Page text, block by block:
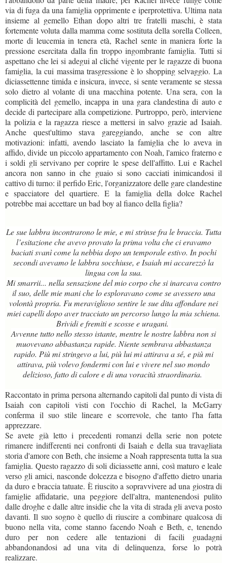
via di fuga da una famiglia opprimente e iperprotettiva. Ultima nata
insieme al gemello Ethan dopo altri tre fratelli maschi, è stata
fortemente voluta dalla mamma come sostituta della sorella Colleen,
morte di leucemia in tenera età, Rachel sente in maniera forte la
pressione esercitata dalla fin troppo ingombrante famiglia. Tutti si
aspettano che lei si adegui al cliché vigente per le ragazze di buona
famiglia, la cui massima trasgressione è lo shopping selvaggio. La
diciassettenne timida e insicura, invece, si sente veramente se stessa
solo dietro al volante di una macchina potente. Una sera, con la
complicità del gemello, incappa in una gara clandestina di auto e
decide di partecipare alla competizione. Purtroppo, però, interviene
la polizia e la ragazza riesce a mettersi in salvo grazie ad Isaiah.
Anche quest'ultimo stava gareggiando, anche se con altre
motivazioni: infatti, avendo lasciato la famiglia che lo aveva in
affido, divide un piccolo appartamento con Noah, l'amico fraterno e
i soldi gli servivano per coprire le spese dell'affitto. Lui e Rachel
ancora non sanno in che guaio si sono cacciati inimicandosi il
cattivo di turno: il perfido Eric, l'organizzatore delle gare clandestine
e spacciatore del quartiere. E la famiglia della dolce Rachel
potrebbe mai accettare un bad boy al fianco della figlia?
Le sue labbra incontrarono le mie, e mi strinse fra le braccia. Tutta
l’esitazione che avevo provato la prima volta che ci eravamo
baciati svanì come la nebbia dopo un temporale estivo. In pochi
secondi avevamo le labbra socchiuse, e Isaiah mi accarezzò la
lingua con la sua.
Mi smarrii... nella sensazione del mio corpo che si inarcava contro
il suo, delle mie mani che lo esploravano come se avessero una
volontà propria. Fu meraviglioso sentire le sue dita affondare nei
miei capelli dopo aver tracciato un percorso lungo la mia schiena.
Brividi e fremiti e scosse e uragani.
Avvenne tutto nello stesso istante, mentre le nostre labbra non si
muovevano abbastanza rapide. Niente sembrava abbastanza
rapido. Più mi stringevo a lui, più lui mi attirava a sé, e più mi
attirava, più volevo fondermi con lui e vivere nel suo mondo
delizioso, fatto di calore e di una voracità straordinaria.
Raccontato in prima persona alternando capitoli dal punto di vista di
Isaiah con capitoli visti con l'occhio di Rachel, la McGarry
conferma il suo stile lineare e scorrevole, che tanto l'ha fatta
apprezzare.
Se avete già letto i precedenti romanzi della serie non potete
rimanere indifferenti nei confronti di Isaiah e della sua travagliata
storia d'amore con Beth, che insieme a Noah rappresenta tutta la sua
famiglia. Questo ragazzo di soli diciassette anni, così maturo e leale
verso gli amici, nasconde dolcezza e bisogno d'affetto dietro unaria
da duro e braccia tatuate. È riuscito a sopravvivere ad una giostra di
famiglie affidatarie, una peggiore dell'altra, mantenendosi pulito
dalle droghe e dalle altre insidie che la vita di strada gli aveva posto
davanti. Il suo sogno è quello di riuscire a combinare qualcosa di
buono nella vita, come stanno facendo Noah e Beth, e, tenendo
duro per non cedere alle tentazioni di facili guadagni
abbandonandosi ad una vita di delinquenza, forse lo potrà
realizzare.